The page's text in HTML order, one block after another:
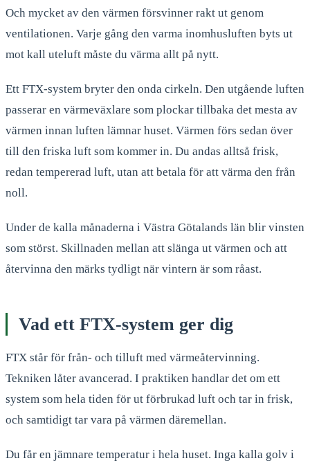
Och mycket av den värmen försvinner rakt ut genom
ventilationen. Varje gång den varma inomhusluften byts ut
mot kall uteluft måste du värma allt på nytt.
Ett FTX-system bryter den onda cirkeln. Den utgående luften
passerar en värmeväxlare som plockar tillbaka det mesta av
värmen innan luften lämnar huset. Värmen förs sedan över
till den friska luft som kommer in. Du andas alltså frisk,
redan tempererad luft, utan att betala för att värma den från
noll.
Under de kalla månaderna i Västra Götalands län blir vinsten
som störst. Skillnaden mellan att slänga ut värmen och att
återvinna den märks tydligt när vintern är som råast.
Vad ett FTX-system ger dig
FTX står för från- och tilluft med värmeåtervinning.
Tekniken låter avancerad. I praktiken handlar det om ett
system som hela tiden för ut förbrukad luft och tar in frisk,
och samtidigt tar vara på värmen däremellan.
Du får en jämnare temperatur i hela huset. Inga kalla golv i